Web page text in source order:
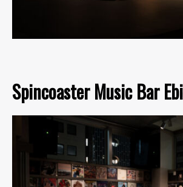
Spincoaster Music Bar